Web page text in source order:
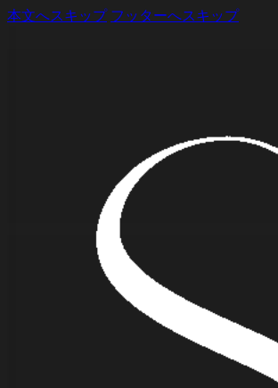
本文へスキップ フッターへスキップ